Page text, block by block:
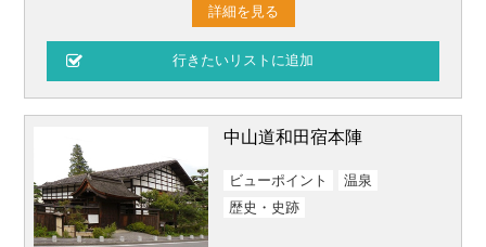
詳細を見る
中山道和田宿本陣
ビューポイント
温泉
歴史・史跡